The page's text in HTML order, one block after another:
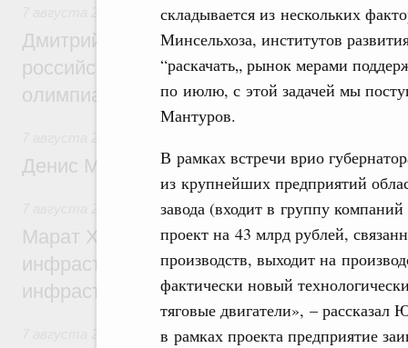
складывается из нескольких
Минсельхоза, институтов
“раскачать„ рынок мерами
по июлю, с этой задачей мы
Мантуров.
В рамках встречи врио
из крупнейших предприятий
завода (входит в группу
проект на 43 млрд рублей,
производств, выходит на
фактически новый
тяговые двигатели», –
в рамках проекта предприятие
Отрасль информационных технологий
Дмитрий Чернышенко и Сергей Кравцов
российскую сборную с победой на
олимпиаде по искусственному
Денис Мантуров посетил Ярославскую
Бюджеты субъектов Федерации.
Марат Хуснуллин: 15 объектов
инфраструктуры построили и обновили
инфраструктурным кредитам
Развитие сельских территорий